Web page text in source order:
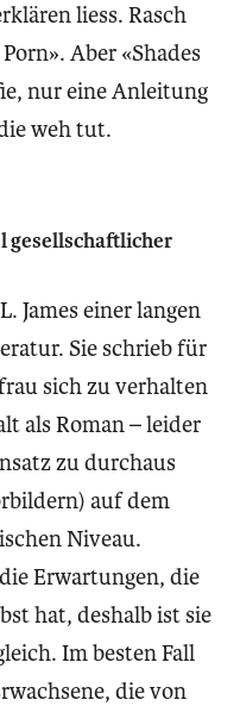
liess. Rasch
Aber «Shades
nur eine Anleitung
weh tut.
gesellschaftlicher
James einer langen
Sie schrieb für
sich zu verhalten
als Roman – leider
zu durchaus
auf dem
Niveau.
Erwartungen, die
hat, deshalb ist sie
Im besten Fall
die von